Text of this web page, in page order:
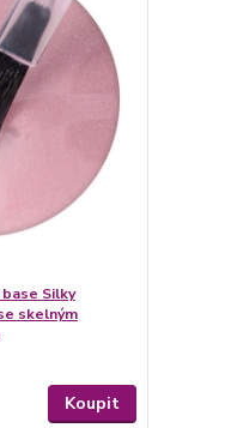
Silky
skelným
Koupit